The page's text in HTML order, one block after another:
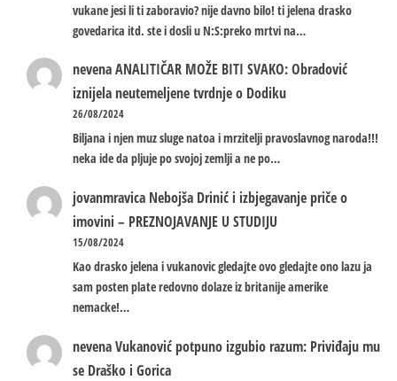
vukane jesi li ti zaboravio? nije davno bilo! ti jelena drasko
govedarica itd. ste i dosli u N:S:preko mrtvi na…
nevenaANALITIČAR MOŽE BITI SVAKO: Obradović
iznijela neutemeljene tvrdnje o Dodiku
26/08/2024
Biljana i njen muz sluge natoa i mrzitelji pravoslavnog naroda!!!
neka ide da pljuje po svojoj zemlji a ne po…
jovanmravica Nebojša Drinić i izbjegavanje priče o
imovini – PREZNOJAVANJE U STUDIJU
15/08/2024
Kao drasko jelena i vukanovic gledajte ovo gledajte ono lazu ja
sam posten plate redovno dolaze iz britanije amerike
nemacke!…
nevenaVukanović potpuno izgubio razum: Priviđaju mu
se Draško i Gorica